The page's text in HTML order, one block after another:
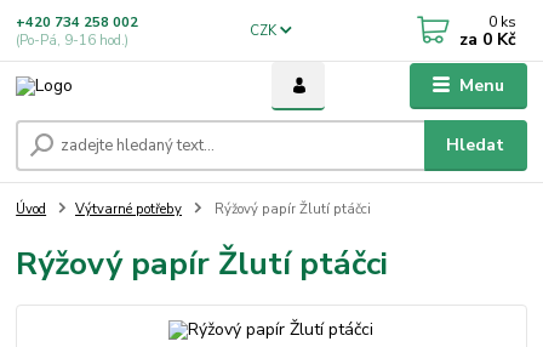
Menu
CZK
Hledat
+420 734 258 002
(Po-Pá, 9-16 hod.)
0 ks
za 0 Kč
Úvod Výtvarné potřeby Rýžový papír Žlutí ptáčci
Rýžový papír Žlutí ptáčci